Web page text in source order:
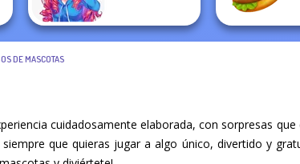
DE MASCOTAS
cuidadosamente elaborada, con sorpresas
siempre que quieras jugar a algo único, divertido y